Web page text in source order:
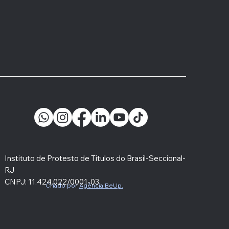
Criado porAgência BeUp.
Instituto de Protesto de Títulos do Brasil-Seccional-
RJ
CNPJ: 11.424.022/0001-03